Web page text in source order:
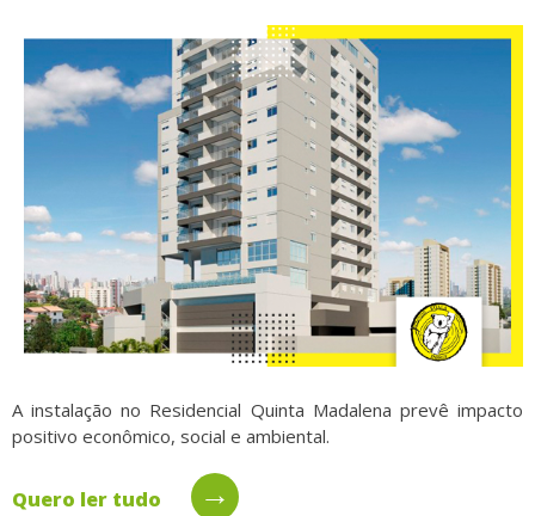
A instalação no Residencial Quinta Madalena prevê impacto
positivo econômico, social e ambiental.
Quero ler tudo →